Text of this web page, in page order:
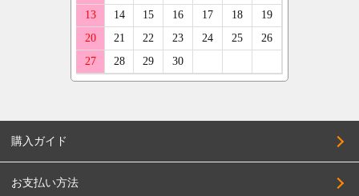
購入ガイド
お支払い方法